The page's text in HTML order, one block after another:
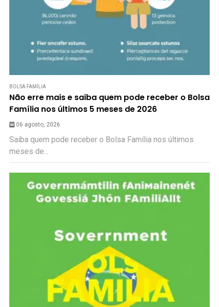
BOLSA FAMÍLIA
Não erre mais e saiba quem pode receber o Bolsa
Família nos últimos 5 meses de 2026
06 agosto, 2026
Saiba quem pode receber o Bolsa Família nos últimos
meses de...